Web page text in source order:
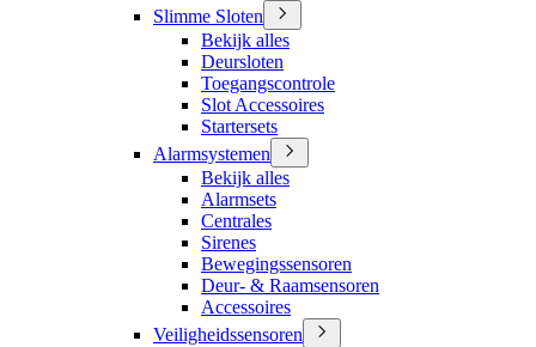
Slimme Sloten
Bekijk alles
Deursloten
Toegangscontrole
Slot Accessoires
Startersets
Alarmsystemen
Bekijk alles
Alarmsets
Centrales
Sirenes
Bewegingssensoren
Deur- & Raamsensoren
Accessoires
Veiligheidssensoren